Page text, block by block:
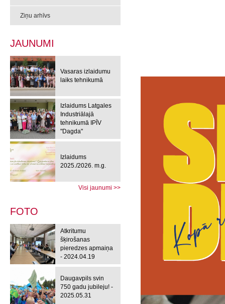
Ziņu arhīvs
JAUNUMI
Vasaras izlaidumu
laiks tehnikumā
Izlaidums Latgales
Industriālajā
tehnikumā IPĪV
"Dagda"
Izlaidums
2025./2026. m.g.
Visi jaunumi >>
FOTO
Atkritumu
šķirošanas
pieredzes apmaiņa
- 2024.04.19
Daugavpils svin
750 gadu jubileju! -
2025.05.31